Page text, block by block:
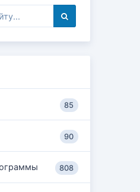
85
90
808